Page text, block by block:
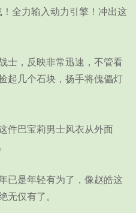
全力输入动力引擎！冲出这
，反映非常迅速，不管看
起几个石块，扬手将傀儡灯
巴宝莉男士风衣从外面
是年轻有为了，像赵皓这
无仅有了。